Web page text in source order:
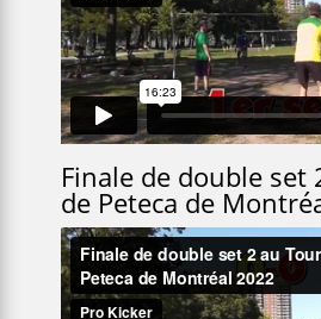
Finale de double set
de Peteca de